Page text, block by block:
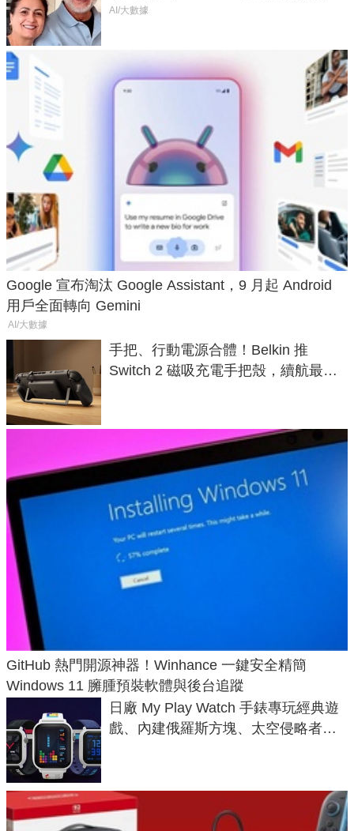
50年家人
AI/大數據
Google 宣布淘汰 Google Assistant，9 月起 Android
用戶全面轉向 Gemini
AI/大數據
手把、行動電源合體！Belkin 推
Switch 2 磁吸充電手把殼，續航最高
GitHub 熱門開源神器！Winhance 一鍵安全精簡
Windows 11 臃腫預裝軟體與後台追蹤
日廠 My Play Watch 手錶專玩經典遊
戲、內建俄羅斯方塊、太空侵略者，